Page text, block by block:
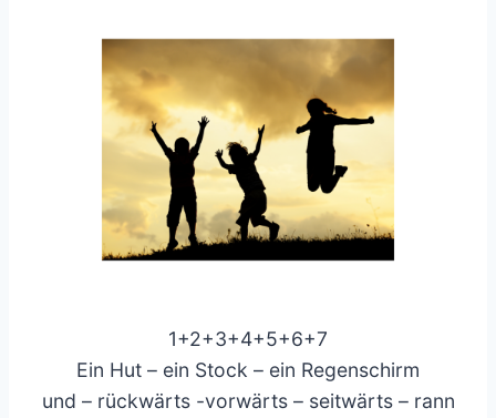
1+2+3+4+5+6+7
Ein Hut – ein Stock – ein Regenschirm
und – rückwärts -vorwärts – seitwärts – rann